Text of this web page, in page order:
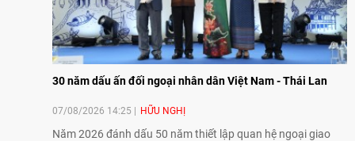
30 năm dấu ấn đối ngoại nhân dân Việt Nam - Thái Lan
07/08/2026 14:25 HỮU NGHỊ
Năm 2026 đánh dấu 50 năm thiết lập quan hệ ngoại giao